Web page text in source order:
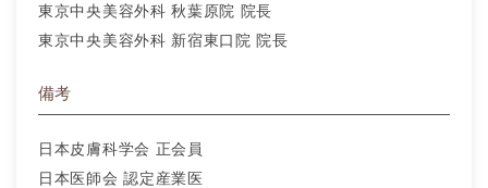
東京中央美容外科 秋葉原院 院長
東京中央美容外科 新宿東口院 院長
備考
日本皮膚科学会 正会員
日本医師会 認定産業医